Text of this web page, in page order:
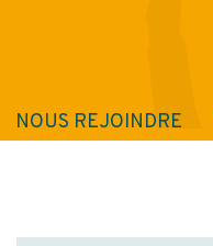
NOUS REJOINDRE